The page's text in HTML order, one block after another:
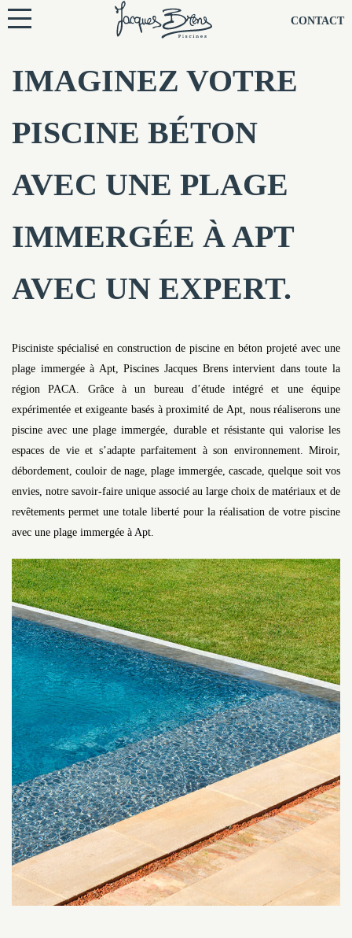
CONTACT
IMAGINEZ VOTRE
PISCINE BÉTON
AVEC UNE PLAGE
IMMERGÉE À APT
AVEC UN EXPERT.
Pisciniste spécialisé en construction de piscine en béton projeté avec une
plage immergée à Apt, Piscines Jacques Brens intervient dans toute la
région PACA. Grâce à un bureau d’étude intégré et une équipe
expérimentée et exigeante basés à proximité de Apt, nous réaliserons une
piscine avec une plage immergée, durable et résistante qui valorise les
espaces de vie et s’adapte parfaitement à son environnement. Miroir,
débordement, couloir de nage, plage immergée, cascade, quelque soit vos
envies, notre savoir-faire unique associé au large choix de matériaux et de
revêtements permet une totale liberté pour la réalisation de votre piscine
avec une plage immergée à Apt.
NOS PISCINES
NOTRE TECHNIQUE
NOS CONSEILS
NOS AGENCES
CONTACTEZ-NOUS